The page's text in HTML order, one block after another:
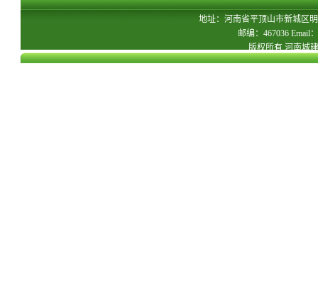
地址：河南省平顶山市新城区
邮编：467036 Email
版权所有 河南城